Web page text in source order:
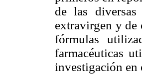
de las
extravirgen y de
fórmulas
farmacéuticas
investigación en